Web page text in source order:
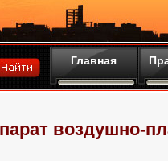
Главная
воздушно-